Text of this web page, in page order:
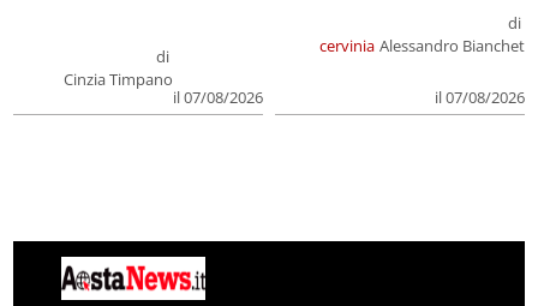
di
Cinzia Timpano
il 07/08/2026
cervinia
di
Alessandro Bianchet
il 07/08/2026